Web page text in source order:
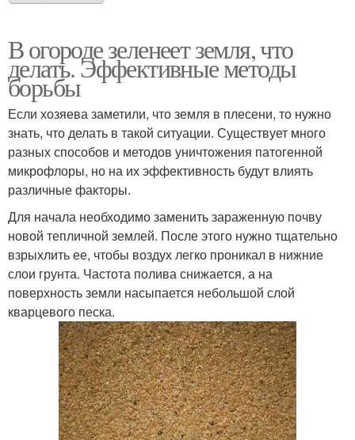
В огороде зеленеет земля, что
делать. Эффективные методы
борьбы
Если хозяева заметили, что земля в плесени, то нужно
знать, что делать в такой ситуации. Существует много
разных способов и методов уничтожения патогенной
микрофлоры, но на их эффективность будут влиять
различные факторы.
Для начала необходимо заменить зараженную почву
новой тепличной землей. После этого нужно тщательно
взрыхлить ее, чтобы воздух легко проникал в нижние
слои грунта. Частота полива снижается, а на
поверхность земли насыпается небольшой слой
кварцевого песка.